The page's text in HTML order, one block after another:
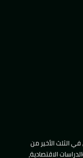
في الثلث الأخير من
الاقتصادية،